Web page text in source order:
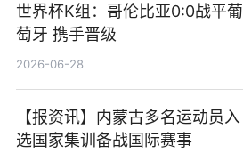
世界杯K组：哥伦比亚0:0战平葡
萄牙 携手晋级
2026-06-28
【报资讯】内蒙古多名运动员入
选国家集训备战国际赛事